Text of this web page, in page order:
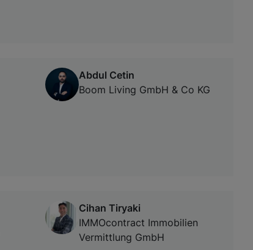
Abdul Cetin
Boom Living GmbH & Co KG
Cihan Tiryaki
IMMOcontract Immobilien
Vermittlung GmbH